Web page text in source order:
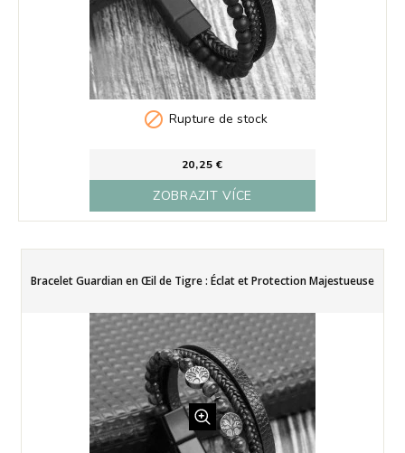
 Rupture de stock
20,25 €
ZOBRAZIT VÍCE
Bracelet Guardian en Œil de Tigre : Éclat et Protection Majestueuse